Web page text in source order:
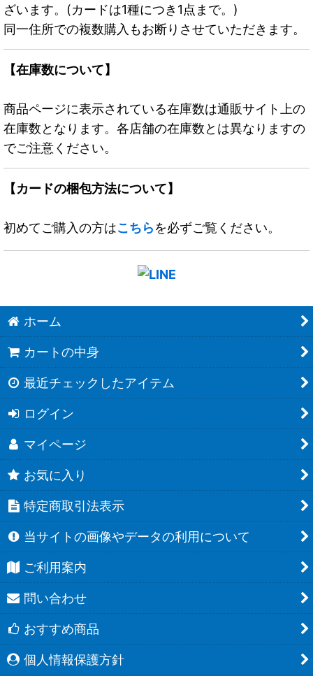
ざいます。(カードは1種につき1点まで。)
同一住所での複数購入もお断りさせていただきます。
【在庫数について】
商品ページに表示されている在庫数は通販サイト上の
在庫数となります。各店舗の在庫数とは異なりますの
でご注意ください。
【カードの梱包方法について】
初めてご購入の方はこちらを必ずご覧ください。
ホーム
カートの中身
最近チェックしたアイテム
ログイン
マイページ
お気に入り
特定商取引法表示
当サイトの画像やデータの利用について
ご利用案内
問い合わせ
おすすめ商品
個人情報保護方針